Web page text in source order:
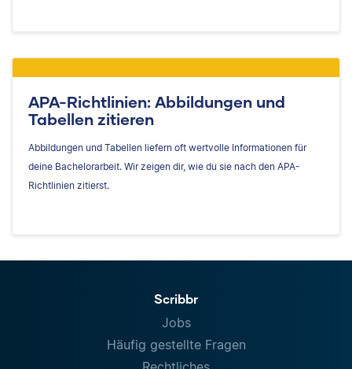
APA-Richtlinien: Abbildungen und
Tabellen zitieren
Abbildungen und Tabellen liefern oft wertvolle Informationen für
deine Bachelorarbeit. Wir zeigen dir, wie du sie nach den APA-
Richtlinien zitierst.
Scribbr
Jobs
Häufig gestellte Fragen